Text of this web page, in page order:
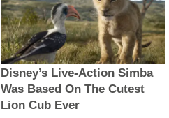
Disney’s Live-Action Simba
Was Based On The Cutest
Lion Cub Ever